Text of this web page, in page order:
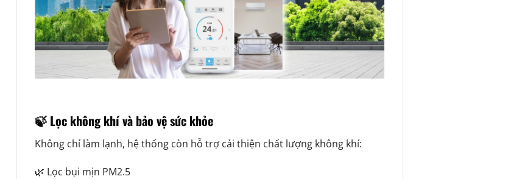
🍃 Lọc không khí và bảo vệ sức khỏe
Không chỉ làm lạnh, hệ thống còn hỗ trợ cải thiện chất lượng không khí:
🌿 Lọc bụi mịn PM2.5